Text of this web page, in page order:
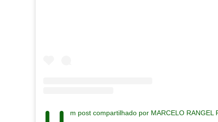
m post compartilhado por MARCELO RANGEL